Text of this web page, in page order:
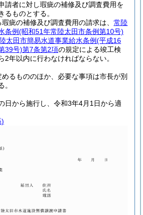
請者に対し瑕疵の補修及び調査費用を
るものとする。
疵の補修及び調査費用の請求は、 常陸
条例(昭和51年常陸太田市条例第10号)
太田市簡易水道事業給水条例(平成16
39号)第7条第2項の規定による竣工検
2年以内に行わなければならない。
めるもののほか、必要な事項は市長が別
。
日から施行し、令和3年4月1日から適
)